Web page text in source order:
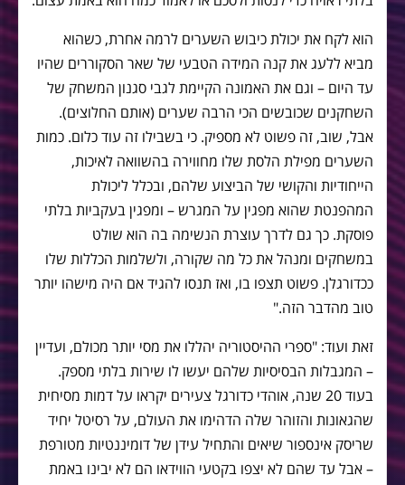
הוא לקח את יכולת כיבוש השערים לרמה אחרת, כשהוא
מביא ללעג את קנה המידה הטבעי של שאר הסקוררים שהיו
עד היום – וגם את האמונה הקיימת לגבי סגנון המשחק של
השחקנים שכובשים הכי הרבה שערים (אותם החלוצים).
אבל, שוב, זה פשוט לא מספיק. כי בשבילו זה עוד כלום. כמות
השערים מפילת הלסת שלו מחווירה בהשוואה לאיכות,
הייחודיות והקושי של הביצוע שלהם, ובכלל ליכולת
המהפנטת שהוא מפגין על המגרש – ומפגין בעקביות בלתי
פוסקת. כך גם לדרך עוצרת הנשימה בה הוא שולט
במשחקים ומנהל את כל מה שקורה, ולשלמות הכללות שלו
ככדורגלן. פשוט תצפו בו, ואז תנסו להגיד אם היה מישהו יותר
טוב מהדבר הזה."
זאת ועוד: "ספרי ההיסטוריה יהללו את מסי יותר מכולם, ועדיין
– המגבלות הבסיסיות שלהם יעשו לו שירות בלתי מספק.
בעוד 20 שנה, אוהדי כדורגל צעירים יקראו על דמות מסיחית
שהגאונות והזוהר שלה הדהימו את העולם, על רסיטל יחיד
שריסק אינספור שיאים והתחיל עידן של דומיננטיות מטורפת
– אבל עד שהם לא יצפו בקטעי הווידאו הם לא יבינו באמת